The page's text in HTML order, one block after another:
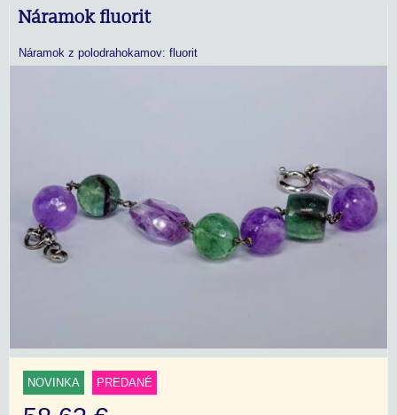
Náramok fluorit
Náramok z polodrahokamov: fluorit
NOVINKA PREDANÉ